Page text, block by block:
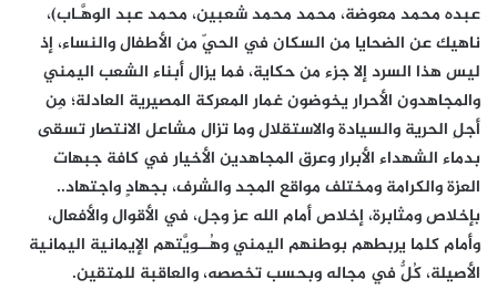
عبده محمد معوضة، محمد محمد شعبين، محمد عبد الوهَّـاب)،
ناهيك عن الضحايا من السكان في الحيّ من الأطفال والنساء، إذ
ليس هذا السرد إلا جزء من حكاية، فما يزال أبناء الشعب اليمني
والمجاهدون الأحرار يخوضون غمار المعركة المصيرية العادلة؛ مِن
أجلِ الحرية والسيادة والاستقلال وما تزال مشاعل الانتصار تسقى
بدماء الشهداء الأبرار وعرق المجاهدين الأخيار في كافة جبهات
العزة والكرامة ومختلف مواقع المجد والشرف، بجهادٍ واجتهاد..
بإخلاص ومثابرة، إخلاص أمام الله عز وجل، في الأقوال والأفعال،
وأمام كلما يربطهم بوطنهم اليمني وهُــوِيَّتهم الإيمانية اليمانية
الأصيلة، كُلٌّ في مجاله وبحسب تخصصه، والعاقبة للمتقين.